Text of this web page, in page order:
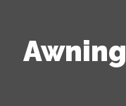
Awning